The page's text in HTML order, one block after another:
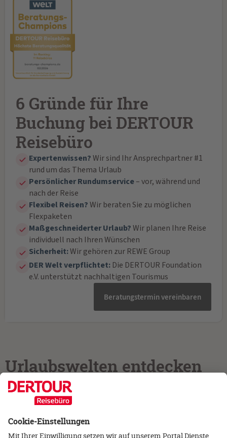
6 Gründe für Ihre
Buchung bei DERTOUR
Reisebüro
Expertenwissen?Wir sind Ihr Ansprechpartner #1
rund um das Thema Urlaub
Persönlicher Rundumservice– vor, während und
nach der Reise
Flexibel Reisen?Wir beraten Sie zu möglichen
Flexpaketen
Maßgeschneiderter Urlaub?Wir planen Ihre Reise
individuell nach Ihren Wünschen
Sicherheit:Wir gehören zur REWE Group
DER Welt verpflichtet: Die DERTOUR Foundation
e.V. unterstützt nachhaltigen Tourismus
Beratungstermin vereinbaren
Urlaubswelten entdecken